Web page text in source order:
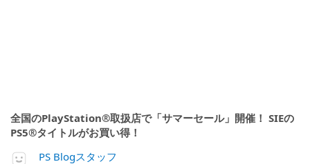
全国のPlayStation®取扱店で「サマーセール」開催！ SIEの
PS5®タイトルがお買い得！
PS Blogスタッフ